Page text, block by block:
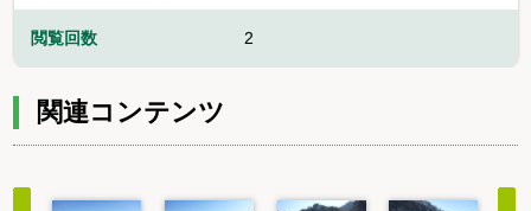
閲覧回数 2
関連コンテンツ